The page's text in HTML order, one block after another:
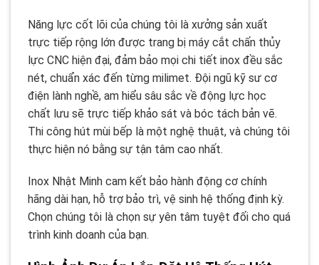
Năng lực cốt lõi của chúng tôi là xưởng sản xuất
trực tiếp rộng lớn được trang bị máy cắt chấn thủy
lực CNC hiện đại, đảm bảo mọi chi tiết inox đều sắc
nét, chuẩn xác đến từng milimet. Đội ngũ kỹ sư cơ
điện lành nghề, am hiểu sâu sắc về động lực học
chất lưu sẽ trực tiếp khảo sát và bóc tách bản vẽ.
Thi công hút mùi bếp là một nghệ thuật, và chúng tôi
thực hiện nó bằng sự tận tâm cao nhất.
Inox Nhật Minh cam kết bảo hành động cơ chính
hãng dài hạn, hỗ trợ bảo trì, vệ sinh hệ thống định kỳ.
Chọn chúng tôi là chọn sự yên tâm tuyệt đối cho quá
trình kinh doanh của bạn.